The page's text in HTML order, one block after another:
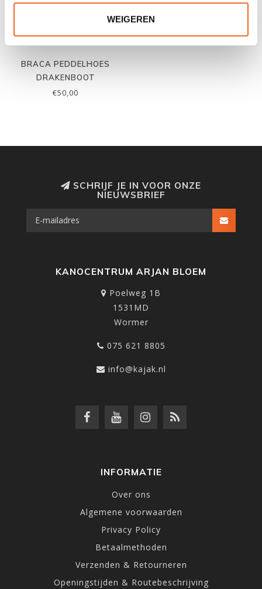
WEIGEREN
BRACA PEDDELHOES
DRAKENBOOT
€50,00
SCHRIJF JE IN VOOR ONZE
NIEUWSBRIEF
KANOCENTRUM ARJAN BLOEM
Poelweg 1B
1531MD
Wormer
075 621 8805
info@kajak.nl
INFORMATIE
Over ons
Algemene voorwaarden
Privacy Policy
Betaalmethoden
Verzenden & Retourneren
Openingstijden & Routebeschrijving